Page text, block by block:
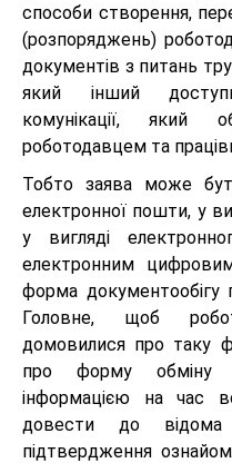
способи створення,
(розпоряджень)
документів з питань
який інший
комунікації,
роботодавцем та
Тобто заява може
електронної пошти, у
у вигляді
електронним
форма документообігу
Головне, щоб
домовилися про таку
про форму обміну
інформацією на час
довести до відома
підтвердження